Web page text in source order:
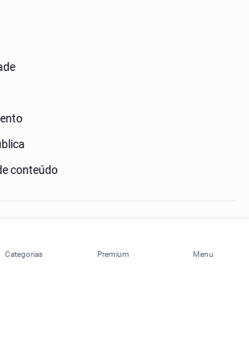
Categorias Premium Menu
conteúdo
Preciso de ajuda?